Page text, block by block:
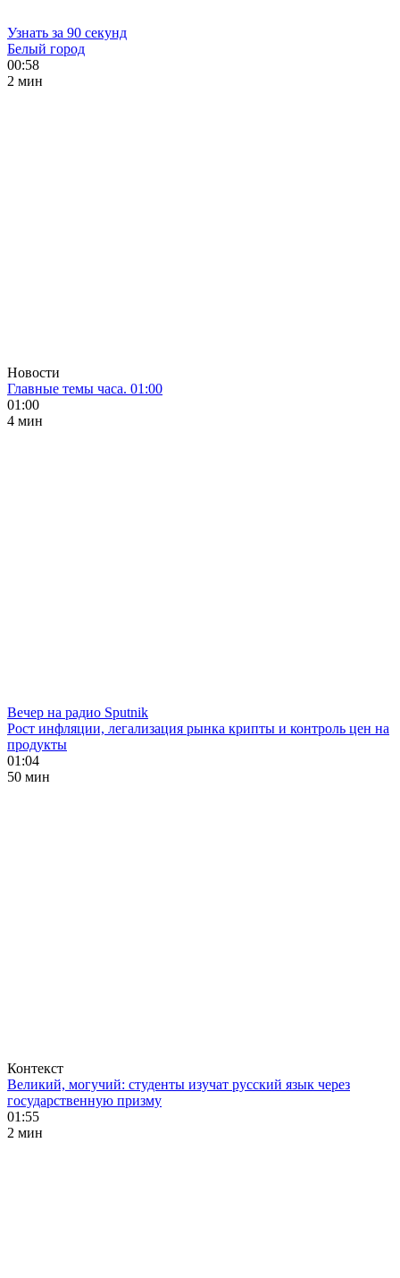
Узнать за 90 секунд
Белый город
00:58
2 мин
Новости
Главные темы часа. 01:00
01:00
4 мин
Вечер на радио Sputnik
Рост инфляции, легализация рынка крипты и контроль цен на
продукты
01:04
50 мин
Контекст
Великий, могучий: студенты изучат русский язык через
государственную призму
01:55
2 мин